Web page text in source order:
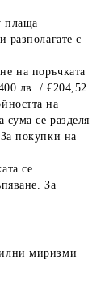
плаща
разполагате с
на поръчката
лв. / €204,52
на
сума се разделя
покупки на
се
За
миризми